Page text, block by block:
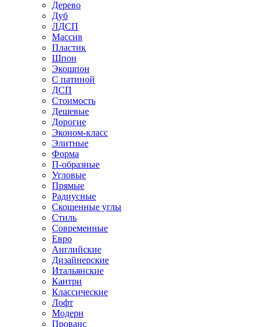
Дерево
Дуб
ЛДСП
Массив
Пластик
Шпон
Экошпон
С патиной
ДСП
Стоимость
Дешевые
Дорогие
Эконом-класс
Элитные
Форма
П-образные
Угловые
Прямые
Радиусные
Скошенные углы
Стиль
Современные
Евро
Английские
Дизайнерские
Итальянские
Кантри
Классические
Лофт
Модерн
Прованс